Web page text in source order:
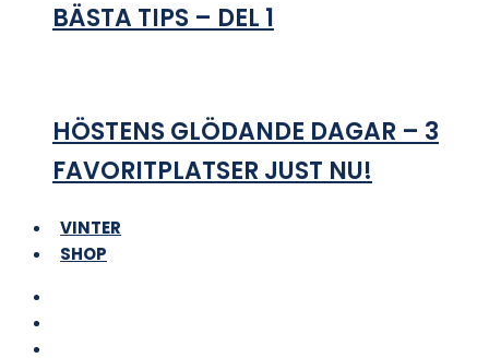
BÄSTA TIPS – DEL 1
HÖSTENS GLÖDANDE DAGAR – 3
FAVORITPLATSER JUST NU!
VINTER
SHOP